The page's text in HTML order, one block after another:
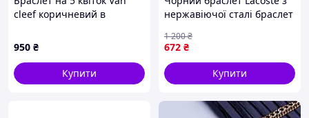
cleef коричневий в
950 ₴
Купити
нержавіючої сталі браслет
Lacoste браслет чорного
кольору Lacoste
672 ₴
1 200₴
Купити